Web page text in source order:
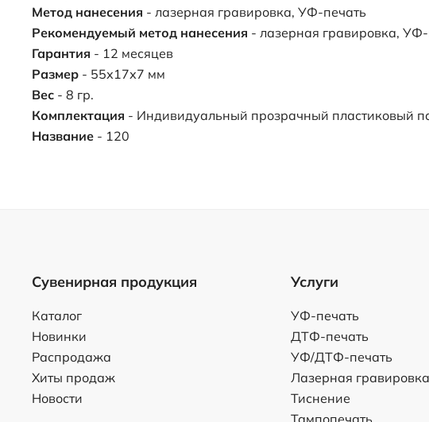
Метод нанесения - лазерная гравировка, УФ-печать
Рекомендуемый метод нанесения - лазерная гравировка, УФ-
Гарантия - 12 месяцев
Размер - 55х17х7 мм
Вес - 8 гр.
Комплектация - Индивидуальный прозрачный пластиковый
Название - 120
Сувенирная продукция
Каталог
Новинки
Распродажа
Хиты продаж
Новости
Услуги
УФ-печать
ДТФ-печать
УФ/ДТФ-печать
Лазерная гравировка
Тиснение
Тампопечать